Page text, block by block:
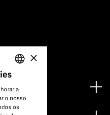
PORTUGUESE
ENGLISH
×
a
o nosso
os